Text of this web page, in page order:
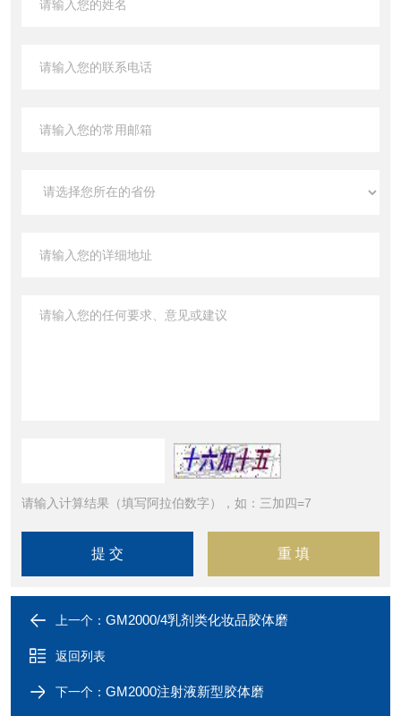
请输入计算结果（填写阿拉伯数字），如：三加四=7
上一个： GM2000/4乳剂类化妆品胶体磨
返回列表
下一个： GM2000注射液新型胶体磨